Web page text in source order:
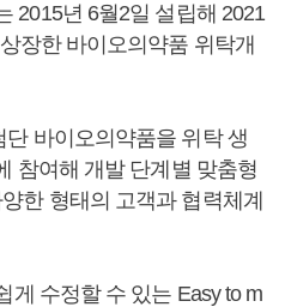
2015년 6월2일 설립해 2021
장한 바이오의약품 위탁개
바이오의약품을 위탁 생
참여해 개발 단계별 맞춤형
한 형태의 고객과 협력체계
게 수정할 수 있는 Easy to m